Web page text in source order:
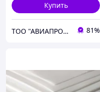
Купить
ТОО "АВИАПРОМСТАЛЬ" 81%